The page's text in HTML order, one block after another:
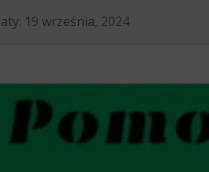
19 września, 2024